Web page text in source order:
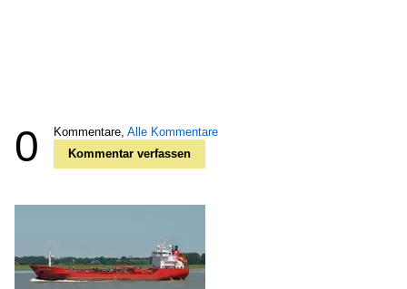
0 Kommentare, Alle Kommentare
Kommentar verfassen